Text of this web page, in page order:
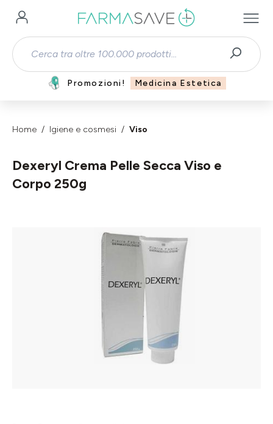
Passa al contenuto principale
Promozioni! Medicina Estetica
Home Igiene e cosmesi Viso
Dexeryl Crema Pelle Secca Viso e
Corpo 250g
Salta la galleria di immagini